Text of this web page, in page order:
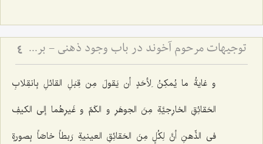
توجیهات مرحوم آخوند در باب وجود ذهنی - بررسی دیدگاه سید میرداماد و نقد نظریه انقلاب حقایق 4
و غایةُ ما یُمکِنُ لِأحَدٍ أن یَقولَ مِن قِبَلِ القائلِ بِانقِلابِ
الحَقائِقِ الخارِجیَّةِ مِنَ الجوهَرِ و الکَمِّ و غَیرِهُما إلى الکیفِ
فی الذِّهنِ أنَّ لِکُلٍ مِنَ الحَقائِقِ العینیةِ رَبطاً خاصّاً بِصورةٍ